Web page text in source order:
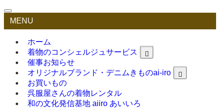
MENU
ホーム
着物のコンシェルジュサービス
催事お知らせ
オリジナルブランド・デニムきものai-iro
お買いもの
呉服屋さんの着物レンタル
和の文化発信基地 aiiro あいいろ